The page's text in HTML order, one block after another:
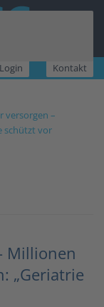
Login Kontakt
versorgen –
schützt vor
Millionen
„Geriatrie